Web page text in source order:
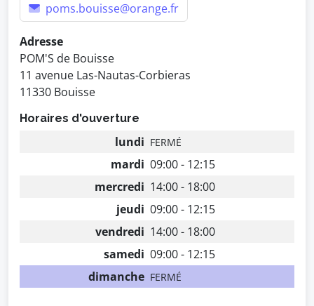
poms.bouisse@orange.fr
Adresse
POM'S de Bouisse
11 avenue Las-Nautas-Corbieras
11330 Bouisse
Horaires d'ouverture
lundi FERMÉ
mardi 09:00 - 12:15
mercredi 14:00 - 18:00
jeudi 09:00 - 12:15
vendredi 14:00 - 18:00
samedi 09:00 - 12:15
dimanche FERMÉ